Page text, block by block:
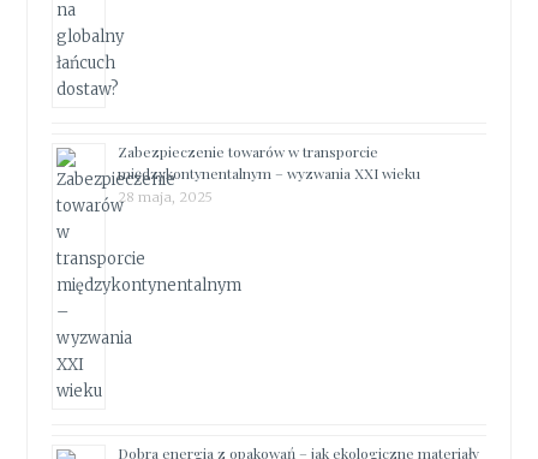
Zabezpieczenie towarów w transporcie
międzykontynentalnym – wyzwania XXI wieku
28 maja, 2025
Dobra energia z opakowań – jak ekologiczne materiały